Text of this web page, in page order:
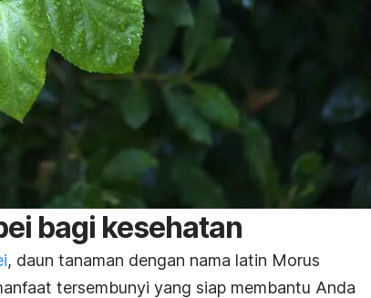
bagi kesehatan
, daun tanaman dengan nama latin Morus
tersembunyi yang siap membantu Anda